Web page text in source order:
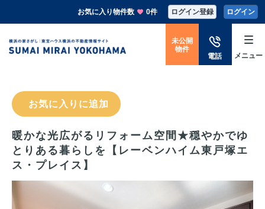
お気に入り物件数 0件 ログイン登録 ログイン
電話
未公開
物件
メニュー
お気に入りに追加
暖かな光広がるリフォーム空間★穏やかでゆ
とりある暮らしを【レーベンハイム東戸塚エ
ス・プレイス】